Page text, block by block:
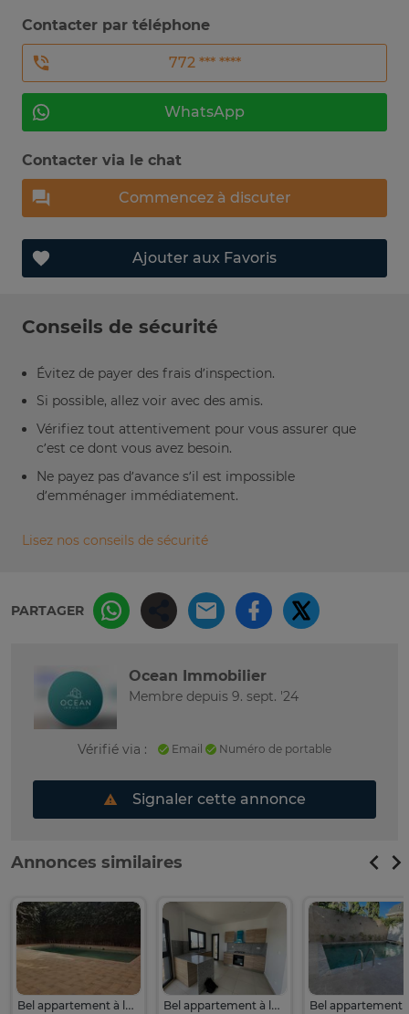
Contacter par téléphone
772 *** ****
WhatsApp
Contacter via le chat
Commencez à discuter
Ajouter aux Favoris
Conseils de sécurité
Évitez de payer des frais d’inspection.
Si possible, allez voir avec des amis.
Vérifiez tout attentivement pour vous assurer que
c’est ce dont vous avez besoin.
Ne payez pas d’avance s’il est impossible
d’emménager immédiatement.
Lisez nos conseils de sécurité
PARTAGER
Ocean Immobilier
Membre depuis 9. sept. '24
Vérifié via : Email Numéro de portable
Signaler cette annonce
Annonces similaires
Bel appartement à louer à fann mermoz sur la corniche Bel appartement à louer à fann hock